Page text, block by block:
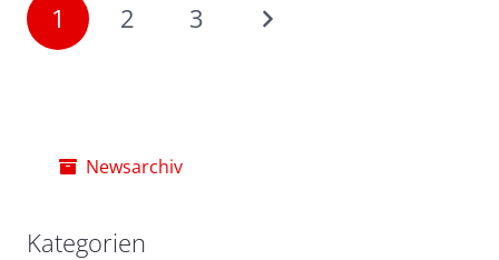
1 2 3
Newsarchiv
Kategorien